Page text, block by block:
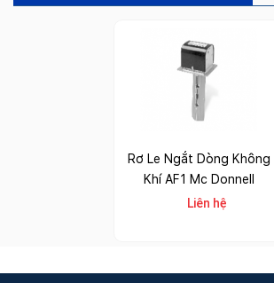
Rơ Le Ngắt Dòng Không
Khí AF1 Mc Donnell
Liên hệ